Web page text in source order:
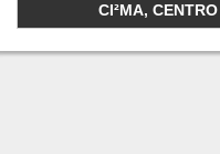
CI²MA,